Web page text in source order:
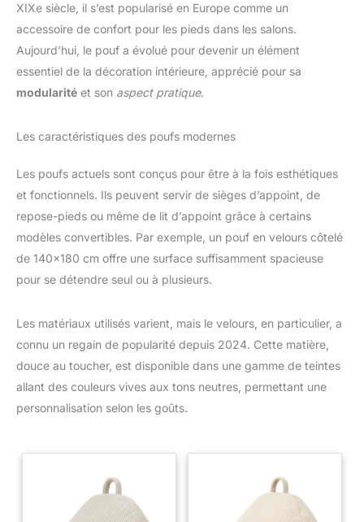
XIXe siècle, il s’est popularisé en Europe comme un
accessoire de confort pour les pieds dans les salons.
Aujourd’hui, le pouf a évolué pour devenir un élément
essentiel de la décoration intérieure, apprécié pour sa
modularité et son aspect pratique.
Les caractéristiques des poufs modernes
Les poufs actuels sont conçus pour être à la fois esthétiques
et fonctionnels. Ils peuvent servir de sièges d’appoint, de
repose-pieds ou même de lit d’appoint grâce à certains
modèles convertibles. Par exemple, un pouf en velours côtelé
de 140×180 cm offre une surface suffisamment spacieuse
pour se détendre seul ou à plusieurs.
Les matériaux utilisés varient, mais le velours, en particulier, a
connu un regain de popularité depuis 2024. Cette matière,
douce au toucher, est disponible dans une gamme de teintes
allant des couleurs vives aux tons neutres, permettant une
personnalisation selon les goûts.